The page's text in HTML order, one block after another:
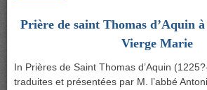
Prière de saint Thomas d’Aquin
Vierge Marie
In Prières de Saint Thomas d’Aquin
traduites et présentées par M. l’abbé